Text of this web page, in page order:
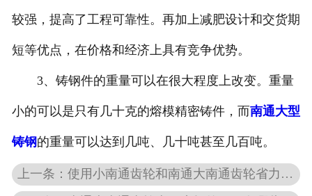
较强，提高了工程可靠性。再加上减肥设计和交货期
短等优点，在价格和经济上具有竞争优势。
3、铸钢件的重量可以在很大程度上改变。重量
小的可以是只有几十克的熔模精密铸件，而南通大型
铸钢的重量可以达到几吨、几十吨甚至几百吨。
上一条：使用小南通齿轮和南通大南通齿轮省力的原理是什么？